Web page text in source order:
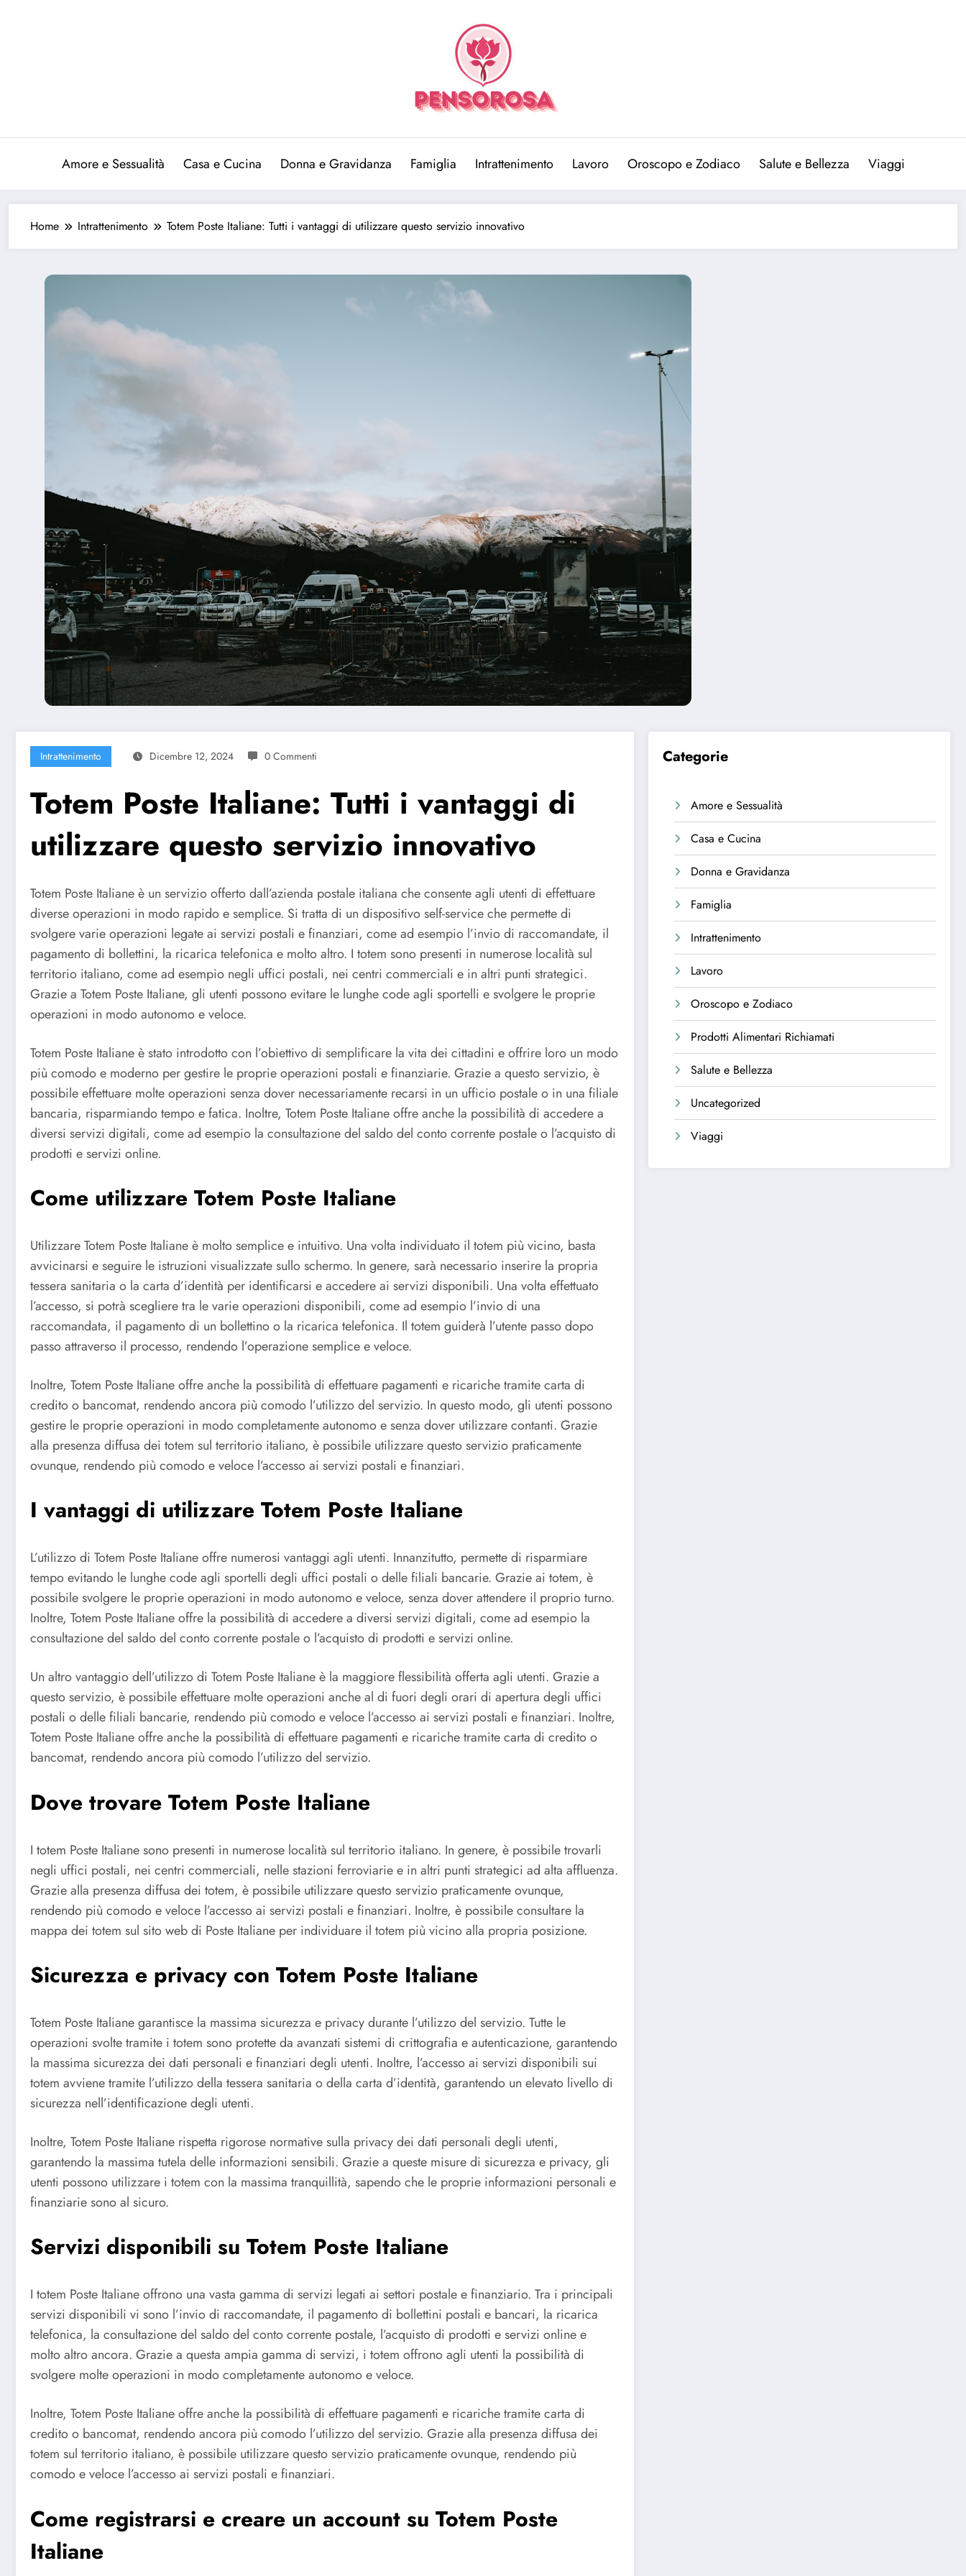
Amore e Sessualità Casa e Cucina Donna e Gravidanza Famiglia Intrattenimento Lavoro Oroscopo e Zodiaco Salute e Bellezza Viaggi
Home Intrattenimento Totem Poste Italiane: Tutti i vantaggi di utilizzare questo servizio innovativo
Intrattenimento Dicembre 12, 2024 0 Commenti
Totem Poste Italiane: Tutti i vantaggi di
utilizzare questo servizio innovativo
Totem Poste Italiane è un servizio offerto dall’azienda postale italiana che consente agli utenti di effettuare
diverse operazioni in modo rapido e semplice. Si tratta di un dispositivo self-service che permette di
svolgere varie operazioni legate ai servizi postali e finanziari, come ad esempio l’invio di raccomandate, il
pagamento di bollettini, la ricarica telefonica e molto altro. I totem sono presenti in numerose località sul
territorio italiano, come ad esempio negli uffici postali, nei centri commerciali e in altri punti strategici.
Grazie a Totem Poste Italiane, gli utenti possono evitare le lunghe code agli sportelli e svolgere le proprie
operazioni in modo autonomo e veloce.
Totem Poste Italiane è stato introdotto con l’obiettivo di semplificare la vita dei cittadini e offrire loro un modo
più comodo e moderno per gestire le proprie operazioni postali e finanziarie. Grazie a questo servizio, è
possibile effettuare molte operazioni senza dover necessariamente recarsi in un ufficio postale o in una filiale
bancaria, risparmiando tempo e fatica. Inoltre, Totem Poste Italiane offre anche la possibilità di accedere a
diversi servizi digitali, come ad esempio la consultazione del saldo del conto corrente postale o l’acquisto di
prodotti e servizi online.
Come utilizzare Totem Poste Italiane
Utilizzare Totem Poste Italiane è molto semplice e intuitivo. Una volta individuato il totem più vicino, basta
avvicinarsi e seguire le istruzioni visualizzate sullo schermo. In genere, sarà necessario inserire la propria
tessera sanitaria o la carta d’identità per identificarsi e accedere ai servizi disponibili. Una volta effettuato
l’accesso, si potrà scegliere tra le varie operazioni disponibili, come ad esempio l’invio di una
raccomandata, il pagamento di un bollettino o la ricarica telefonica. Il totem guiderà l’utente passo dopo
passo attraverso il processo, rendendo l’operazione semplice e veloce.
Inoltre, Totem Poste Italiane offre anche la possibilità di effettuare pagamenti e ricariche tramite carta di
credito o bancomat, rendendo ancora più comodo l’utilizzo del servizio. In questo modo, gli utenti possono
gestire le proprie operazioni in modo completamente autonomo e senza dover utilizzare contanti. Grazie
alla presenza diffusa dei totem sul territorio italiano, è possibile utilizzare questo servizio praticamente
ovunque, rendendo più comodo e veloce l’accesso ai servizi postali e finanziari.
I vantaggi di utilizzare Totem Poste Italiane
L’utilizzo di Totem Poste Italiane offre numerosi vantaggi agli utenti. Innanzitutto, permette di risparmiare
tempo evitando le lunghe code agli sportelli degli uffici postali o delle filiali bancarie. Grazie ai totem, è
possibile svolgere le proprie operazioni in modo autonomo e veloce, senza dover attendere il proprio turno.
Inoltre, Totem Poste Italiane offre la possibilità di accedere a diversi servizi digitali, come ad esempio la
consultazione del saldo del conto corrente postale o l’acquisto di prodotti e servizi online.
Un altro vantaggio dell’utilizzo di Totem Poste Italiane è la maggiore flessibilità offerta agli utenti. Grazie a
questo servizio, è possibile effettuare molte operazioni anche al di fuori degli orari di apertura degli uffici
postali o delle filiali bancarie, rendendo più comodo e veloce l’accesso ai servizi postali e finanziari. Inoltre,
Totem Poste Italiane offre anche la possibilità di effettuare pagamenti e ricariche tramite carta di credito o
bancomat, rendendo ancora più comodo l’utilizzo del servizio.
Dove trovare Totem Poste Italiane
I totem Poste Italiane sono presenti in numerose località sul territorio italiano. In genere, è possibile trovarli
negli uffici postali, nei centri commerciali, nelle stazioni ferroviarie e in altri punti strategici ad alta affluenza.
Grazie alla presenza diffusa dei totem, è possibile utilizzare questo servizio praticamente ovunque,
rendendo più comodo e veloce l’accesso ai servizi postali e finanziari. Inoltre, è possibile consultare la
mappa dei totem sul sito web di Poste Italiane per individuare il totem più vicino alla propria posizione.
Sicurezza e privacy con Totem Poste Italiane
Totem Poste Italiane garantisce la massima sicurezza e privacy durante l’utilizzo del servizio. Tutte le
operazioni svolte tramite i totem sono protette da avanzati sistemi di crittografia e autenticazione, garantendo
la massima sicurezza dei dati personali e finanziari degli utenti. Inoltre, l’accesso ai servizi disponibili sui
totem avviene tramite l’utilizzo della tessera sanitaria o della carta d’identità, garantendo un elevato livello di
sicurezza nell’identificazione degli utenti.
Inoltre, Totem Poste Italiane rispetta rigorose normative sulla privacy dei dati personali degli utenti,
garantendo la massima tutela delle informazioni sensibili. Grazie a queste misure di sicurezza e privacy, gli
utenti possono utilizzare i totem con la massima tranquillità, sapendo che le proprie informazioni personali e
finanziarie sono al sicuro.
Servizi disponibili su Totem Poste Italiane
I totem Poste Italiane offrono una vasta gamma di servizi legati ai settori postale e finanziario. Tra i principali
servizi disponibili vi sono l’invio di raccomandate, il pagamento di bollettini postali e bancari, la ricarica
telefonica, la consultazione del saldo del conto corrente postale, l’acquisto di prodotti e servizi online e
molto altro ancora. Grazie a questa ampia gamma di servizi, i totem offrono agli utenti la possibilità di
svolgere molte operazioni in modo completamente autonomo e veloce.
Inoltre, Totem Poste Italiane offre anche la possibilità di effettuare pagamenti e ricariche tramite carta di
credito o bancomat, rendendo ancora più comodo l’utilizzo del servizio. Grazie alla presenza diffusa dei
totem sul territorio italiano, è possibile utilizzare questo servizio praticamente ovunque, rendendo più
comodo e veloce l’accesso ai servizi postali e finanziari.
Come registrarsi e creare un account su Totem Poste
Italiane
Categorie
Amore e Sessualità
Casa e Cucina
Donna e Gravidanza
Famiglia
Intrattenimento
Lavoro
Oroscopo e Zodiaco
Prodotti Alimentari Richiamati
Salute e Bellezza
Uncategorized
Viaggi